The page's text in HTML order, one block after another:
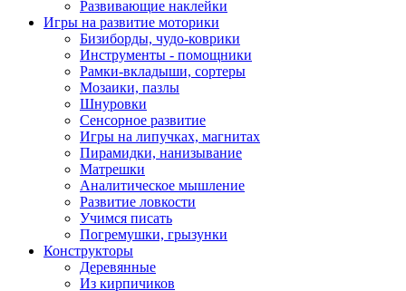
Развивающие наклейки
Игры на развитие моторики
Бизиборды, чудо-коврики
Инструменты - помощники
Рамки-вкладыши, сортеры
Мозаики, пазлы
Шнуровки
Сенсорное развитие
Игры на липучках, магнитах
Пирамидки, нанизывание
Матрешки
Аналитическое мышление
Развитие ловкости
Учимся писать
Погремушки, грызунки
Конструкторы
Деревянные
Из кирпичиков